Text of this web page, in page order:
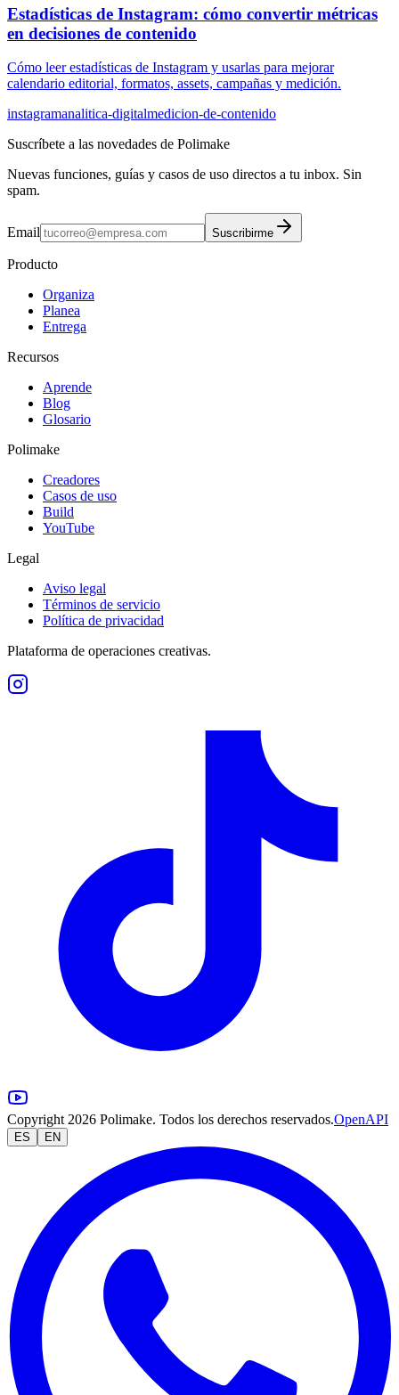
Estadísticas de Instagram: cómo convertir métricas
en decisiones de contenido
Cómo leer estadísticas de Instagram y usarlas para mejorar
calendario editorial, formatos, assets, campañas y medición.
instagramanalitica-digitalmedicion-de-contenido
Suscríbete a las novedades de Polimake
Nuevas funciones, guías y casos de uso directos a tu inbox. Sin
spam.
Email Suscribirme
Producto
Organiza
Planea
Entrega
Recursos
Aprende
Blog
Glosario
Polimake
Creadores
Casos de uso
Build
YouTube
Legal
Aviso legal
Términos de servicio
Política de privacidad
Plataforma de operaciones creativas.
Copyright 2026 Polimake. Todos los derechos reservados.OpenAPI
ES EN